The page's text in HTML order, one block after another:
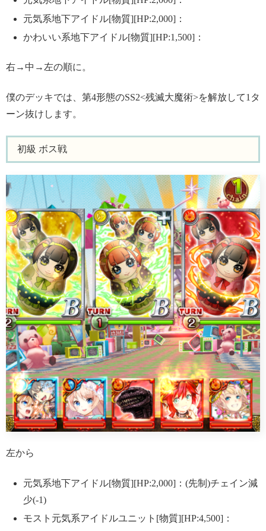
元気系地下アイドル[物質][HP:2,000]：
かわいい系地下アイドル[物質][HP:1,500]：
右→中→左の順に。
僕のデッキでは、第4形態のSS2<残滅大魔術>を解放して1タ
ーン抜けします。
初級 ボス戦
左から
元気系地下アイドル[物質][HP:2,000]：(先制)チェイン減
少(-1)
モスト元気系アイドルユニット[物質][HP:4,500]：